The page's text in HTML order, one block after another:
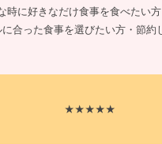
時に好きなだけ食事を食べたい
に合った食事を選びたい方・節約
★★★★★